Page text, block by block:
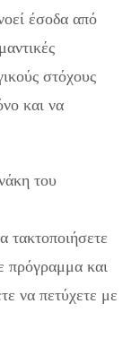
έσοδα από
στόχους
και να
του
τακτοποιήσετε
πρόγραμμα και
να πετύχετε με